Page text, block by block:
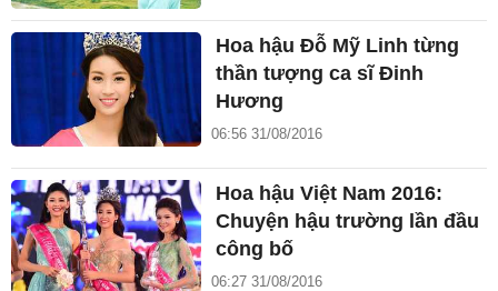
Hoa hậu Đỗ Mỹ Linh từng
thần tượng ca sĩ Đinh
Hương
06:56 31/08/2016
Hoa hậu Việt Nam 2016:
Chuyện hậu trường lần đầu
công bố
06:27 31/08/2016